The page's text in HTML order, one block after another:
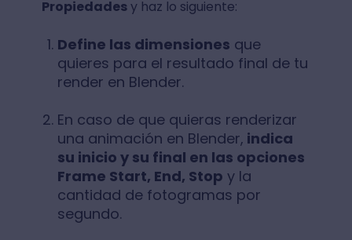
Propiedadesy haz lo siguiente:
Define las dimensiones que
quieres para el resultado final de tu
render en Blender.
En caso de que quieras renderizar
una animación en Blender, indica
su inicio y su final en las opciones
Frame Start, End, Stop y la
cantidad de fotogramas por
segundo.